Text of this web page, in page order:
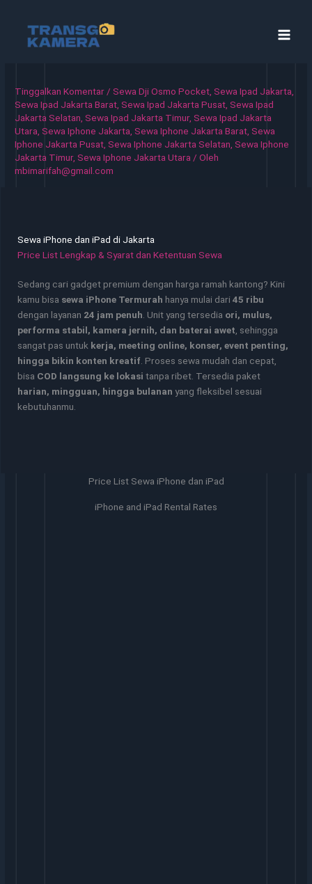
konten
Tinggalkan Komentar / Sewa Dji Osmo Pocket Sewa Ipad Jakarta
Sewa Ipad Jakarta Barat Sewa Ipad Jakarta Pusat Sewa Ipad
Jakarta Selatan Sewa Ipad Jakarta Timur, Sewa Ipad Jakarta
Utara Sewa Iphone Jakarta Sewa Iphone Jakarta Barat Sewa
Iphone Jakarta Pusat Sewa Iphone Jakarta Selatan Sewa Iphone
Jakarta Timur, Sewa Iphone Jakarta Utara / Oleh
mbimarifah@gmail.com
Sewa iPhone dan iPad di Jakarta
Price List Lengkap & Syarat dan Ketentuan Sewa
Sedang cari gadget premium dengan harga ramah kantong? Kini
kamu bisa sewa iPhone Termurah hanya mulai dari45 ribu
dengan layanan 24 jam penuh . Unit yang tersedia ori, mulus,
performa stabil, kamera jernih, dan baterai awet , sehingga
sangat pas untuk kerja, meeting online, konser, event penting,
hingga bikin konten kreatif . Proses sewa mudah dan cepat,
bisa COD langsung ke lokasitanpa ribet. Tersedia paket
harian, mingguan, hingga bulanan yang fleksibel sesuai
kebutuhanmu.
Price List Sewa iPhone dan iPad
iPhone and iPad Rental Rates